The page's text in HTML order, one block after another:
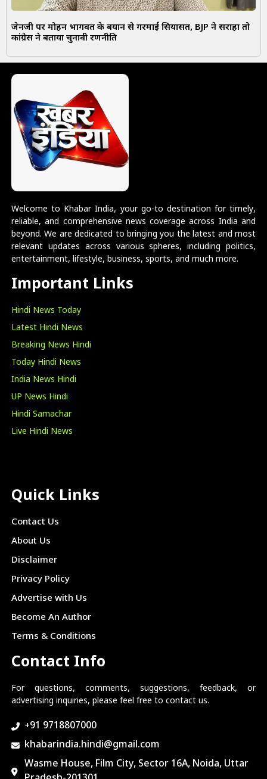
जेनजी पर मोहन भागवत के बयान से गरमाई सियासत, BJP ने सराहा तो
कांग्रेस ने बताया चुनावी रणनीति
Welcome to Khabar India, your go-to destination for timely,
reliable, and comprehensive news coverage across India and
beyond. We are dedicated to bringing you the latest and most
relevant updates across various spheres, including politics,
entertainment, lifestyle, business, sports, and much more.
Important Links
Hindi News Today
Latest Hindi News
Breaking News Hindi
Today Hindi News
India News Hindi
UP News Hindi
Hindi Samachar
Live Hindi News
Quick Links
Contact Us
About Us
Disclaimer
Privacy Policy
Advertise with Us
Become An Author
Terms & Conditions
Contact Info
For questions, comments, suggestions, feedback, or
advertising inquiries, please feel free to contact us.
+91 9718807000
khabarindia.hindi@gmail.com
Wasme House, Film City, Sector 16A, Noida, Uttar